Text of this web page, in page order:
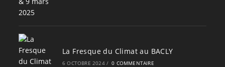
La Fresque du Climat au BACLY
6 OCTOBRE 2024 / 0 COMMENTAIRE